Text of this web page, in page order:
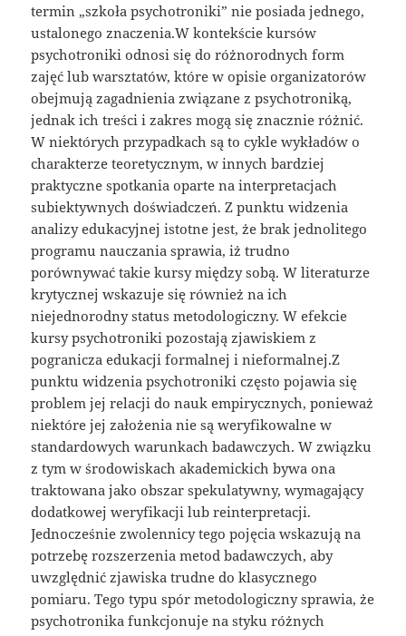
termin „szkoła psychotroniki” nie posiada jednego,
ustalonego znaczenia.W kontekście kursów
psychotroniki odnosi się do różnorodnych form
zajęć lub warsztatów, które w opisie organizatorów
obejmują zagadnienia związane z psychotroniką,
jednak ich treści i zakres mogą się znacznie różnić.
W niektórych przypadkach są to cykle wykładów o
charakterze teoretycznym, w innych bardziej
praktyczne spotkania oparte na interpretacjach
subiektywnych doświadczeń. Z punktu widzenia
analizy edukacyjnej istotne jest, że brak jednolitego
programu nauczania sprawia, iż trudno
porównywać takie kursy między sobą. W literaturze
krytycznej wskazuje się również na ich
niejednorodny status metodologiczny. W efekcie
kursy psychotroniki pozostają zjawiskiem z
pogranicza edukacji formalnej i nieformalnej.Z
punktu widzenia psychotroniki często pojawia się
problem jej relacji do nauk empirycznych, ponieważ
niektóre jej założenia nie są weryfikowalne w
standardowych warunkach badawczych. W związku
z tym w środowiskach akademickich bywa ona
traktowana jako obszar spekulatywny, wymagający
dodatkowej weryfikacji lub reinterpretacji.
Jednocześnie zwolennicy tego pojęcia wskazują na
potrzebę rozszerzenia metod badawczych, aby
uwzględnić zjawiska trudne do klasycznego
pomiaru. Tego typu spór metodologiczny sprawia, że
psychotronika funkcjonuje na styku różnych